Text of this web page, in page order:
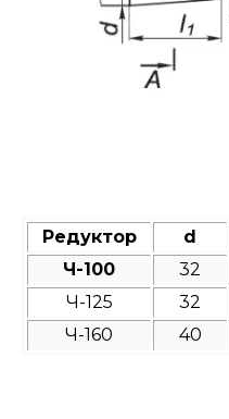
Редуктор d
Ч-100
32
Ч-125
32
Ч-160
40